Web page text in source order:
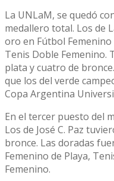
La UNLaM, se quedó
medallero total. Los de
oro en Fútbol
Tenis Doble Femenino.
plata y cuatro de
que los del verde
Copa Argentina
En el tercer puesto del
Los de José C. Paz
bronce. Las doradas
Femenino de Playa,
Femenino.